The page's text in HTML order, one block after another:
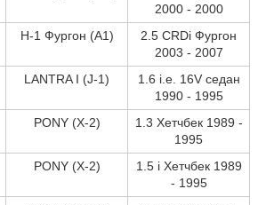
2000 - 2000
H-1 Фургон (A1)
2.5 CRDi Фургон
2003 - 2007
LANTRA I (J-1)
1.6 i.e. 16V седан
1990 - 1995
PONY (X-2)
1.3 Хетчбек 1989 -
1995
PONY (X-2)
1.5 i Хетчбек 1989
- 1995